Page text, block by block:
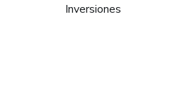
Inversiones